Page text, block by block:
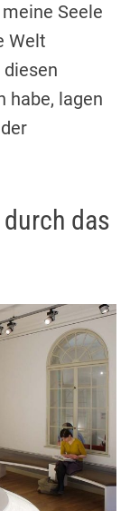
Seele
Welt
habe, lagen
das